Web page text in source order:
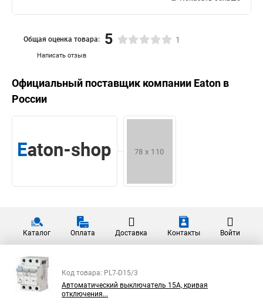
Написать отзыв
Общая оценка товара: 5 1
Официальный поставщик компании Eaton в
России
Каталог Оплата Доставка Контакты Войти
Код товара: PL7-D15/3
Автоматический выключатель 15А, кривая
отключения...